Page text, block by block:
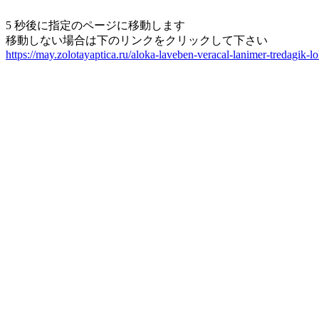
5 秒後に指定のページに移動します
移動しない場合は下のリンクをクリックして下さい
https://may.zolotayaptica.ru/aloka-laveben-veracal-lanimer-tredagik-